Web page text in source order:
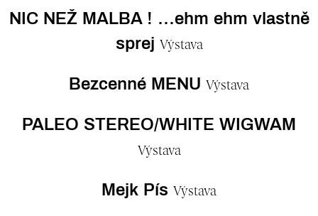
NIC NEŽ MALBA ! …ehm ehm vlastně
sprej Výstava
Bezcenné MENU Výstava
PALEO STEREO/WHITE WIGWAM
Výstava
Mejk Pís Výstava